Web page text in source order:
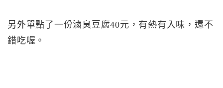
另外單點了一份滷臭豆腐40元，有熱有入味，還不
錯吃喔。